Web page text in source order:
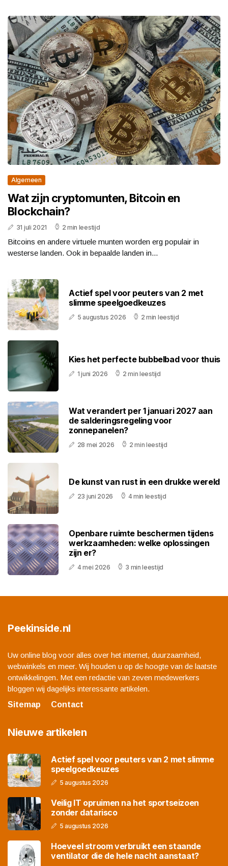
Algemeen
Wat zijn cryptomunten, Bitcoin en
Blockchain?
31 juli 2021 2 min leestijd
Bitcoins en andere virtuele munten worden erg populair in
westerse landen. Ook in bepaalde landen in...
Actief spel voor peuters van 2 met
slimme speelgoedkeuzes
5 augustus 2026 2 min leestijd
Kies het perfecte bubbelbad voor thuis
1 juni 2026 2 min leestijd
Wat verandert per 1 januari 2027 aan
de salderingsregeling voor
zonnepanelen?
28 mei 2026 2 min leestijd
De kunst van rust in een drukke wereld
23 juni 2026 4 min leestijd
Openbare ruimte beschermen tijdens
werkzaamheden: welke oplossingen
zijn er?
4 mei 2026 3 min leestijd
Peekinside.nl
Uw online blog voor alles over het internet, duurzaamheid,
webwinkels en meer. Wij houden u op de hoogte van de laatste
ontwikkelingen. Met een redactie van zeven medewerkers
bloggen wij dagelijks interessante artikelen.
Sitemap
Contact
Nieuwe artikelen
Actief spel voor peuters van 2 met slimme
speelgoedkeuzes
5 augustus 2026
Veilig IT opruimen na het sportseizoen
zonder datarisco
5 augustus 2026
Hoeveel stroom verbruikt een staande
ventilator die de hele nacht aanstaat?